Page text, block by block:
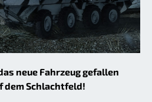
neue Fahrzeug gefallen
dem Schlachtfeld!